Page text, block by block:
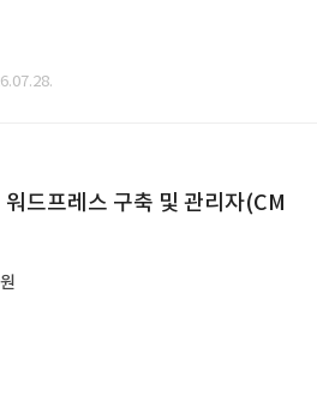
드프레스 구축 및 관리자(CM